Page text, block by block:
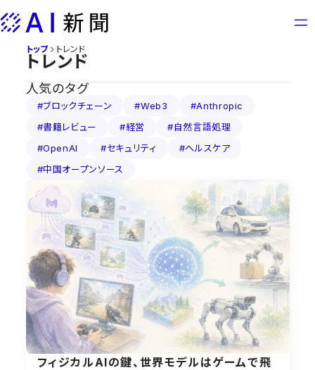
to
contentトップ トレンド
トレンド
人気のタグ
#ブロックチェーン #Web3
#Anthropic
#書籍レビュー
#経営
#自然言語処理
#OpenAI
#セキュリティ
#ヘルスケア
#中国オープンソース
フィジカルAIの鍵、世界モデルはゲームで飛